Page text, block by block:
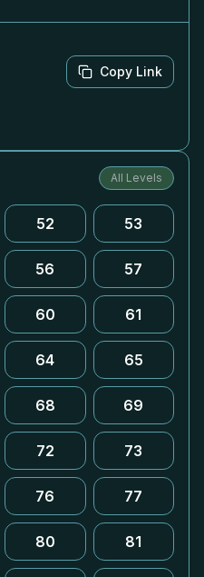
Copy Link
All Levels
52 53
56 57
60 61
64 65
68 69
72 73
76 77
80 81